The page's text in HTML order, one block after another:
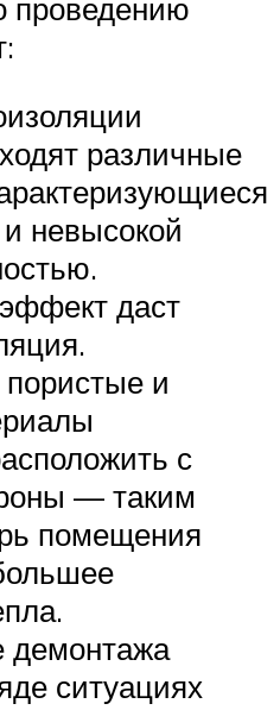
проведению
различные
невысокой
даст
и
с
— таким
помещения
демонтажа
ситуациях